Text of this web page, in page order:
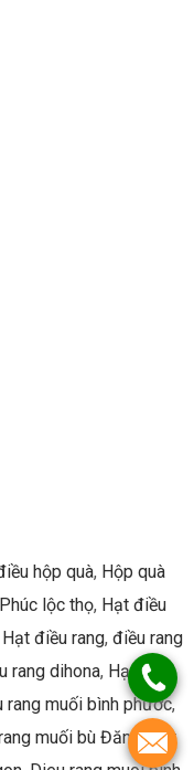
hộp quà, Hộp quà
Phúc lộc thọ, Hạt điều
Hạt điều rang, điều rang
rang dihona, Hạt điều
rang muối bình phước,
muối bù Đăng,Hạt